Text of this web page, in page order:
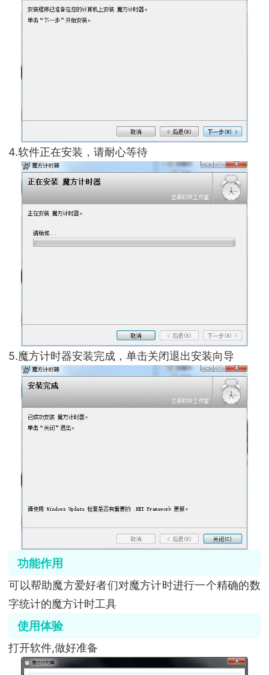
4.软件正在安装，请耐心等待
5.魔方计时器安装完成，单击关闭退出安装向导
功能作用
可以帮助魔方爱好者们对魔方计时进行一个精确的数
字统计的魔方计时工具
使用体验
打开软件,做好准备